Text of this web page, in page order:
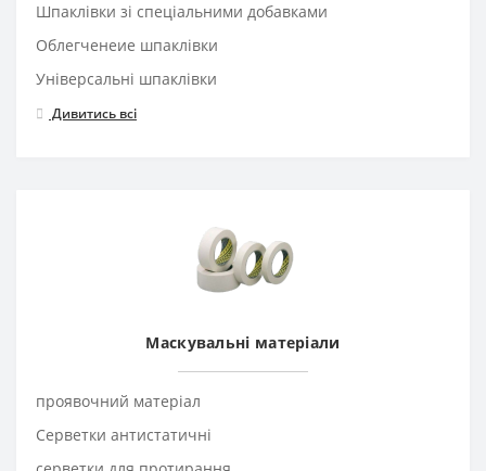
Шпаклівки зі спеціальними добавками
Облегченеие шпаклівки
Універсальні шпаклівки
Дивитись всі
Маскувальні матеріали
проявочний матеріал
Серветки антистатичні